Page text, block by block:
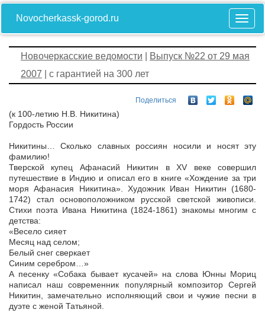
Novocherkassk-gorod.ru
Новочеркасские ведомости
Выпуск №22 от 29 мая
2007 | с гарантией на 300 лет
Поделиться
(к 100-летию Н.В. Никитина)
Гордость России
Никитины… Сколько славных россиян носили и носят эту
фамилию!
Тверской купец Афанасий Никитин в XV веке совершил
путешествие в Индию и описал его в книге «Хождение за три
моря Афанасия Никитина». Художник Иван Никитин (1680-
1742) стал основоположником русской светской живописи.
Стихи поэта Ивана Никитина (1824-1861) знакомы многим с
детства:
«Весело сияет
Месяц над селом;
Белый снег сверкает
Синим серебром…»
А песенку «Собака бывает кусачей» на слова Юнны Мориц
написал наш современник популярный композитор Сергей
Никитин, замечательно исполняющий свои и чужие песни в
дуэте с женой Татьяной.